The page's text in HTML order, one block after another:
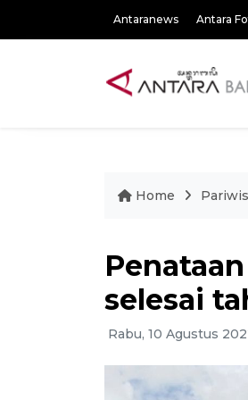
Antaranews Antara
Home
selesai
Rabu, 10 Agustus